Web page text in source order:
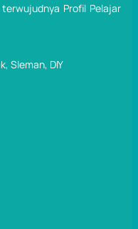
Profil Pelajar
Sleman, DIY